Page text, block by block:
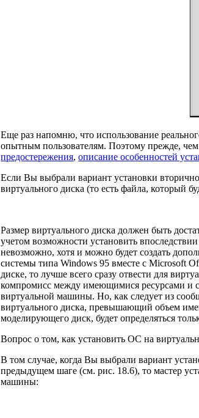
Еще раз напомню, что использование
опытным пользователям. Поэтому прежде,
предостережения,описание особенностей
Если Вы выбрали вариант установки
виртуального диска (то есть файла, который
Размер виртуального диска должен быть
учетом возможности установить
невозможно, хотя и можно будет создать
системы типа Windows 95 вместе с Microsoft
диске, то лучше всего сразу отвести для
компромисс между имеющимися ресурсами и
виртуальной машины. Но, как следует из
виртуального диска, превышающий объем
моделирующего диск, будет определяться
Вопрос о том, как установить ОС на
В том случае, когда Вы выбрали вариант
предыдущем шаге (см. рис. 18.6), то мастер
машины: